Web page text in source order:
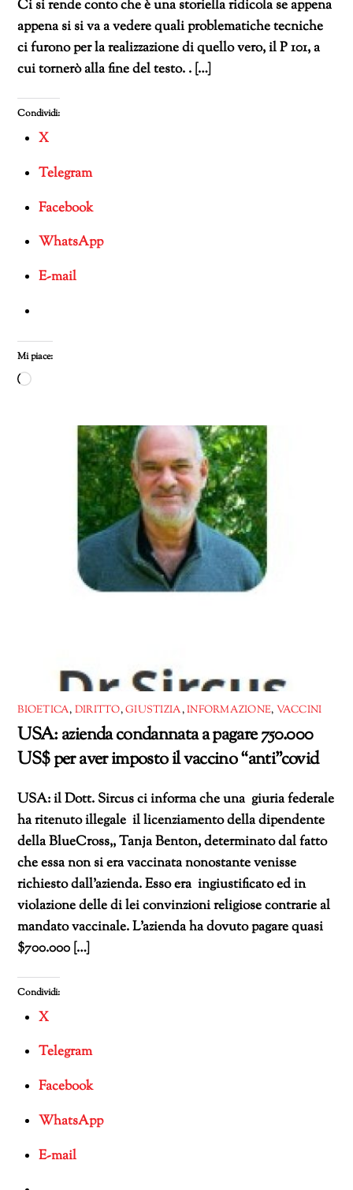
Ci si rende conto che è una storiella ridicola se appena
appena si si va a vedere quali problematiche tecniche
ci furono per la realizzazione di quello vero, il P 101, a
cui tornerò alla fine del testo. . […]
Condividi:
X
Telegram
Facebook
WhatsApp
E-mail
Mi piace:
Caricamento
BIOETICA, DIRITTO,GIUSTIZIA,INFORMAZIONE, VACCINI
USA: azienda condannata a pagare 750.000
US$ per aver imposto il vaccino “anti”covid
USA: il Dott. Sircus ci informa che una giuria federale
ha ritenuto illegale il licenziamento della dipendente
della BlueCross,, Tanja Benton, determinato dal fatto
che essa non si era vaccinata nonostante venisse
richiesto dall’azienda. Esso era ingiustificato ed in
violazione delle di lei convinzioni religiose contrarie al
mandato vaccinale. L’azienda ha dovuto pagare quasi
$700.000 […]
Condividi:
X
Telegram
Facebook
WhatsApp
E-mail